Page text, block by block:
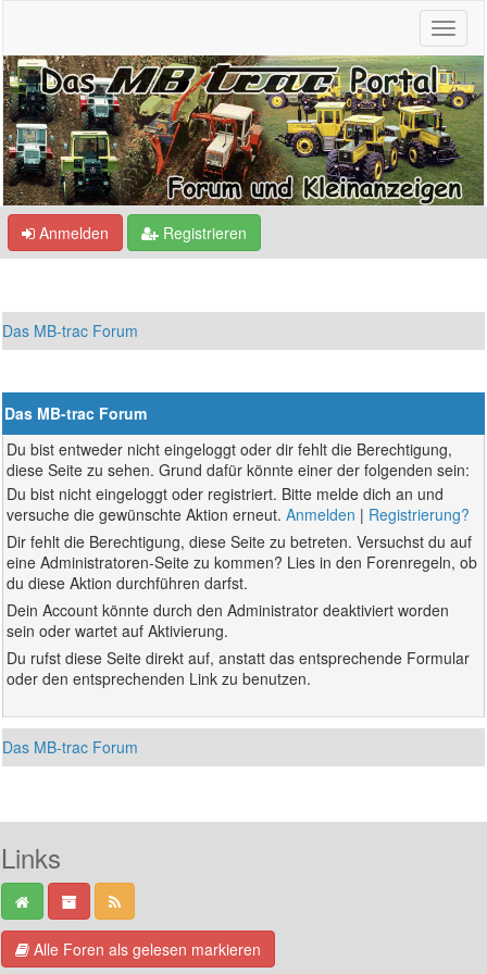
Anmelden Registrieren
Das MB-trac Forum
Das MB-trac Forum
Du bist entweder nicht eingeloggt oder dir fehlt die Berechtigung,
diese Seite zu sehen. Grund dafür könnte einer der folgenden sein:
Du bist nicht eingeloggt oder registriert. Bitte melde dich an und
versuche die gewünschte Aktion erneut.Anmelden | Registrierung?
Dir fehlt die Berechtigung, diese Seite zu betreten. Versuchst du auf
eine Administratoren-Seite zu kommen? Lies in den Forenregeln, ob
du diese Aktion durchführen darfst.
Dein Account könnte durch den Administrator deaktiviert worden
sein oder wartet auf Aktivierung.
Du rufst diese Seite direkt auf, anstatt das entsprechende Formular
oder den entsprechenden Link zu benutzen.
Das MB-trac Forum
Links
Alle Foren als gelesen markieren